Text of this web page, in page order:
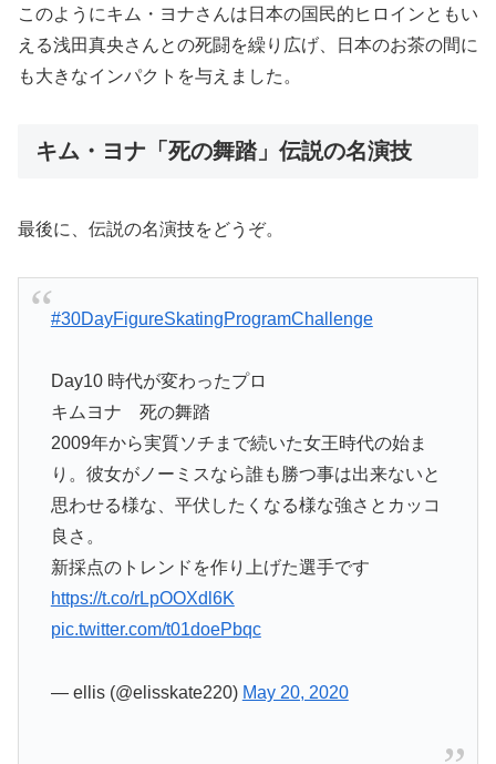
このようにキム・ヨナさんは日本の国民的ヒロインともい
える浅田真央さんとの死闘を繰り広げ、日本のお茶の間に
も大きなインパクトを与えました。
キム・ヨナ「死の舞踏」伝説の名演技
最後に、伝説の名演技をどうぞ。
#30DayFigureSkatingProgramChallenge
Day10 時代が変わったプロ
キムヨナ 死の舞踏
2009年から実質ソチまで続いた女王時代の始ま
り。彼女がノーミスなら誰も勝つ事は出来ないと
思わせる様な、平伏したくなる様な強さとカッコ
良さ。
新採点のトレンドを作り上げた選手です
https://t.co/rLpOOXdl6K
pic.twitter.com/t01doePbqc
— ellis (@elisskate220) May 20, 2020